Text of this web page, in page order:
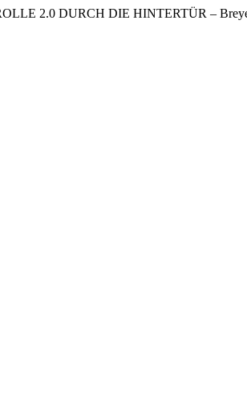
2.0 DURCH DIE HINTERTÜR – Breyer